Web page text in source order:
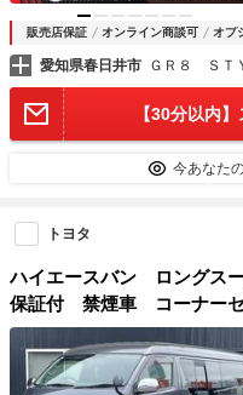
販売店保証 オンライン商談可 オプ
愛知県春日井市 ＧＲ８ ＳＴ
【30分以内
今あなた
トヨタ
ハイエースバン ロングス
保証付 禁煙車 コーナー
正ＨＤＤナビ バックカメ
リー 盗難防止装置 地デ
イドドア